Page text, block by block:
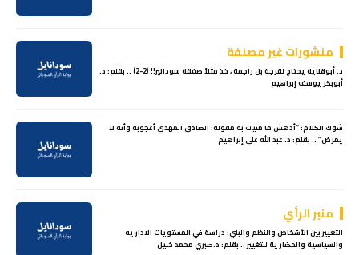
منشورات غير مصنفة
د. أبوقناية يحتاج لقرجة بل راجمة ، خذ مثلاً صفقة سودانير!! (2-2) .. بقلم: د.
أبوبكر يوسف إبراهيم
شوك الكلام: “أدهش ما منيت به مقولة: الصادق المهدي أعجوبة وأنه لا
يمرض” .. بقلم: د. عبد الله علي إبراهيم
منبر الرأي
التغيير بين الأشخاص والنظم والبني: دراسة في المستويات الاداريه
والسياسية والحضارية للتغيير .. بقلم: د.صبري محمد خليل